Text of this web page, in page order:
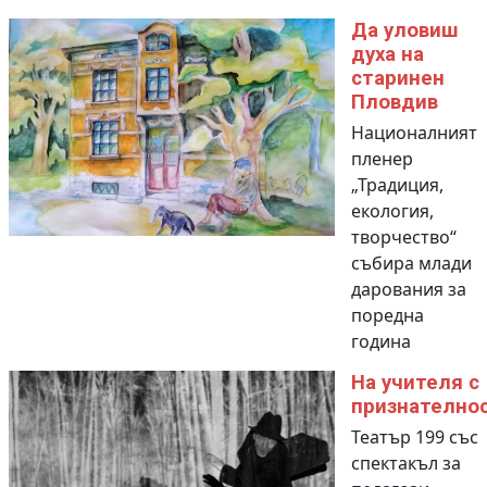
Да уловиш
духа на
старинен
Пловдив
Националният
пленер
„Традиция,
екология,
творчество“
събира млади
дарования за
поредна
година
На учителя с
Театър 199 със
спектакъл за